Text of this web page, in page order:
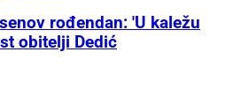
rođendan: 'U kaležu
obitelji Dedić